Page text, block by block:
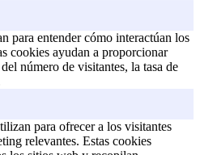
para entender cómo interactúan los
cookies ayudan a proporcionar
número de visitantes, la tasa de
para ofrecer a los visitantes
relevantes. Estas cookies